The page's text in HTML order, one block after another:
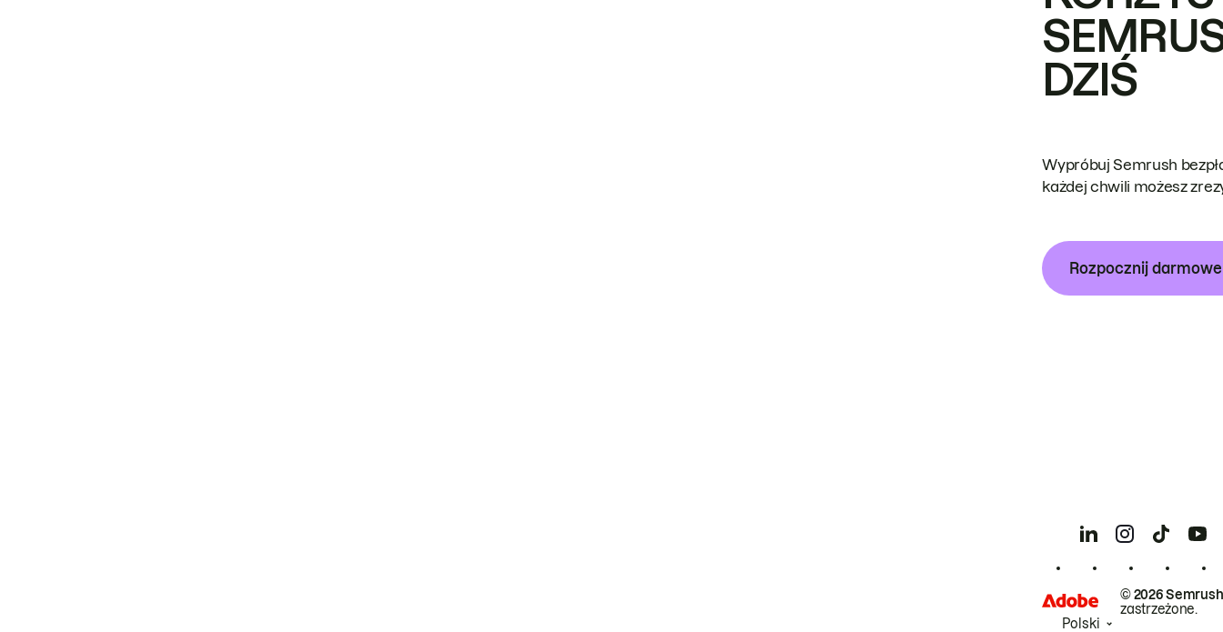
DZIŚ
Wypróbuj Semrush
każdej chwili możesz
Rozpocznij
© 2026
zastrzeżone.
Polski